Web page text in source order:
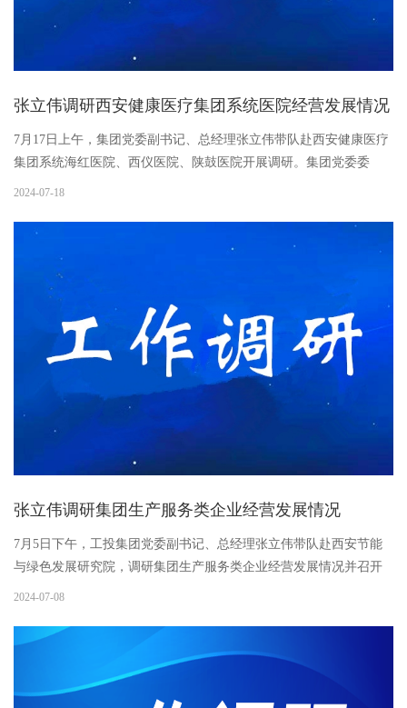
张立伟调研西安健康医疗集团系统医院经营发展情况
7月17日上午，集团党委副书记、总经理张立伟带队赴西安健康医疗
集团系统海红医院、西仪医院、陕鼓医院开展调研。集团党委委
上，...
2024-07-18
张立伟调研集团生产服务类企业经营发展情况
7月5日下午，工投集团党委副书记、总经理张立伟带队赴西安节能
与绿色发展研究院，调研集团生产服务类企业经营发展情况并召开
座谈会。会上，节能与绿色发展研究院、陕西省纺织工业供销公司
问题...
2024-07-08